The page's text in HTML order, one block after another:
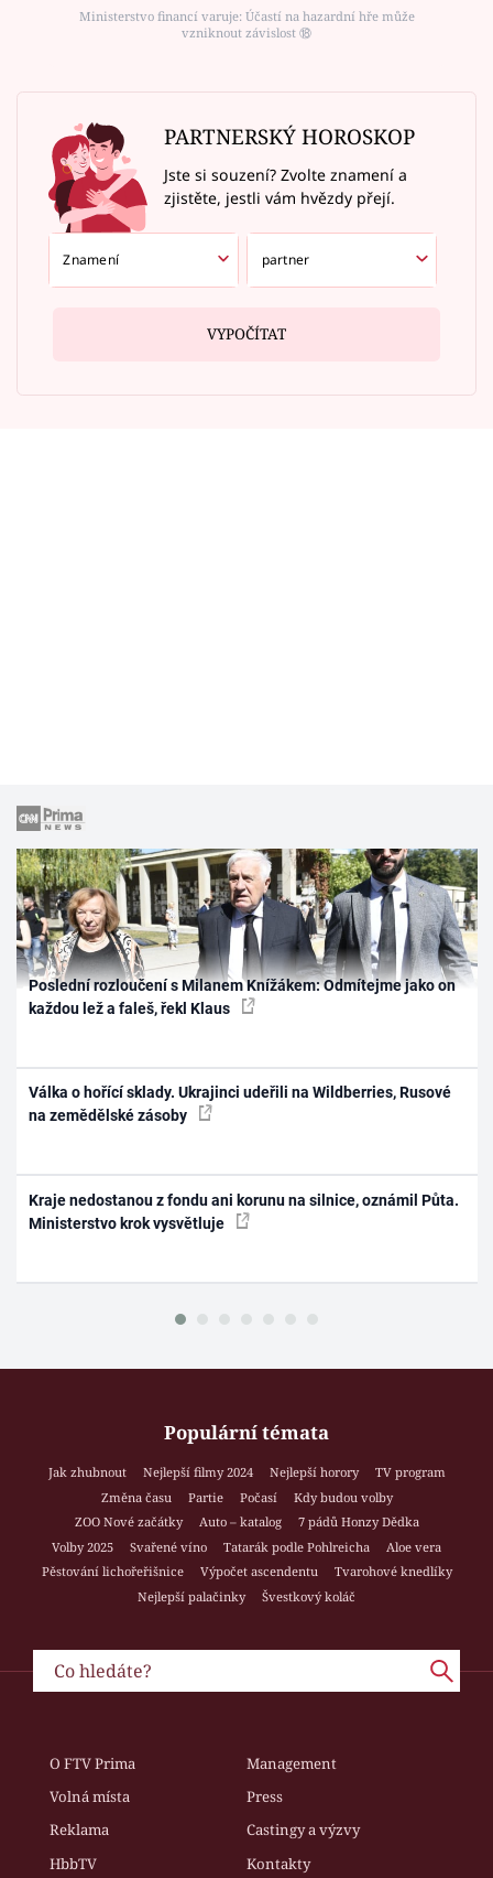
Ministerstvo financí varuje: Účastí na hazardní hře může
vzniknout závislost ⑱
PARTNERSKÝ HOROSKOP
Jste si souzení? Zvolte znamení a
zjistěte, jestli vám hvězdy přejí.
VYPOČÍTAT
Poslední rozloučení s Milanem Knížákem: Odmítejme jako on
každou lež a faleš, řekl Klaus
Válka o hořící sklady. Ukrajinci udeřili na Wildberries, Rusové
na zemědělské zásoby
Kraje nedostanou z fondu ani korunu na silnice, oznámil Půta.
Ministerstvo krok vysvětluje
Populární témata
Jak zhubnout Nejlepší filmy 2024 Nejlepší horory
TV program
Změna času
Partie Počasí
Kdy budou volby
ZOO Nové začátky
Auto – katalog
7 pádů Honzy Dědka
Volby 2025
Svařené víno Tatarák podle Pohlreicha
Aloe vera
Pěstování lichořeřišnice
Výpočet ascendentu
Tvarohové knedlíky
Nejlepší palačinky
Švestkový koláč
O FTV Prima
Management
Volná místa
Press
Reklama
Castingy a výzvy
HbbTV
Kontakty